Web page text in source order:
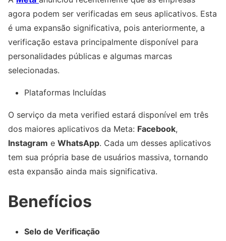
agora podem ser verificadas em seus aplicativos. Esta
é uma expansão significativa, pois anteriormente, a
verificação estava principalmente disponível para
personalidades públicas e algumas marcas
selecionadas.
Plataformas Incluídas
O serviço da meta verified estará disponível em três
dos maiores aplicativos da Meta: Facebook,
Instagram e WhatsApp. Cada um desses aplicativos
tem sua própria base de usuários massiva, tornando
esta expansão ainda mais significativa.
Benefícios
Selo de Verificação